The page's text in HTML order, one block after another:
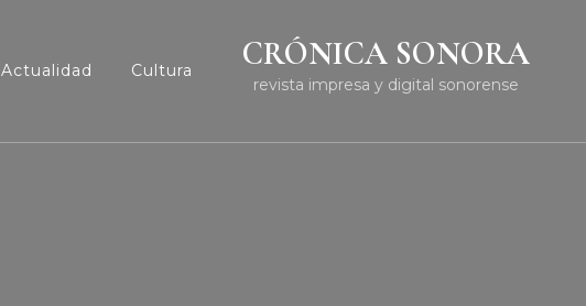
Actualidad Cultura CRÓNICA SONORA
revista impresa y digital sonorense